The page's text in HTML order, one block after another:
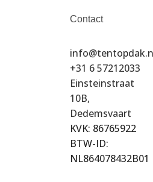
Contact
+31 6 57212033
Einsteinstraat
10B,
Dedemsvaart
KVK: 86765922
BTW-ID:
NL864078432B01